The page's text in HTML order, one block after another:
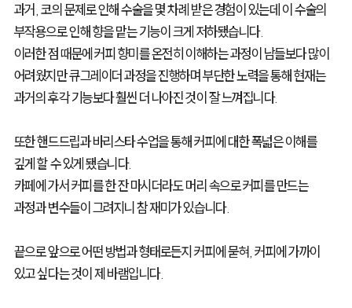
과거, 코의 문제로 인해 수술을 몇 차례 받은 경험이 있는데 이 수술의
부작용으로 인해 향을 맡는 기능이 크게 저하됐습니다.
이러한 점 때문에 커피 향미를 온전히 이해하는 과정이 남들보다 많이
어려웠지만 큐그레이더 과정을 진행하며 부단한 노력을 통해 현재는
과거의 후각 기능보다 훨씬 더 나아진 것이 잘 느껴집니다.
또한 핸드드립과 바리스타 수업을 통해 커피에 대한 폭넓은 이해를
깊게 할 수 있게 됐습니다.
카페에 가서 커피를 한 잔 마시더라도 머리 속으로 커피를 만드는
과정과 변수들이 그려지니 참 재미가 있습니다.
끝으로 앞으로 어떤 방법과 형태로든지 커피에 묻혀, 커피에 가까이
있고 싶다는 것이 제 바램입니다.